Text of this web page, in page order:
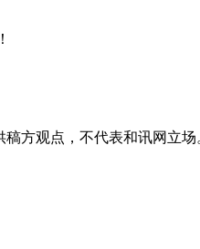
方观点，不代表和讯网立